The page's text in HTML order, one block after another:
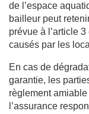
de l’espace
bailleur peut
prévue à l’article
causés par les
En cas de
garantie, les
règlement
l’assurance